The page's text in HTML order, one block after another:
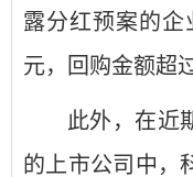
露分红预案的企
元，回购金额超
此外，在近
的上市公司中，